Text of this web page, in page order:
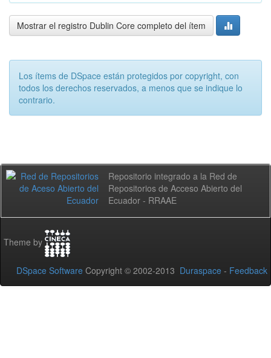
Mostrar el registro Dublin Core completo del ítem
Los ítems de DSpace están protegidos por copyright, con
todos los derechos reservados, a menos que se indique lo
contrario.
Repositorio integrado a la Red de
Repositorios de Acceso Abierto del
Ecuador - RRAAE
Theme by
DSpace Software Copyright © 2002-2013 Duraspace - Feedback